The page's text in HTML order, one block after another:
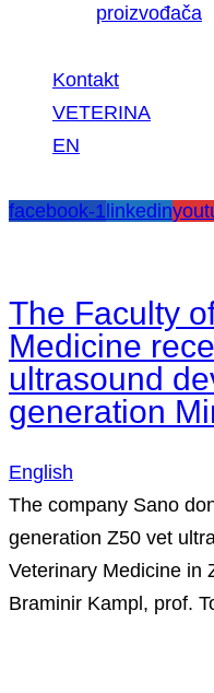
proizvođača
Kontakt
VETERINA
EN
facebook-1 linkedin
The Faculty
Medicine
ultrasound
generation
English
The company Sano
generation Z50 vet
Veterinary Medicine in
Braminir Kampl, prof.